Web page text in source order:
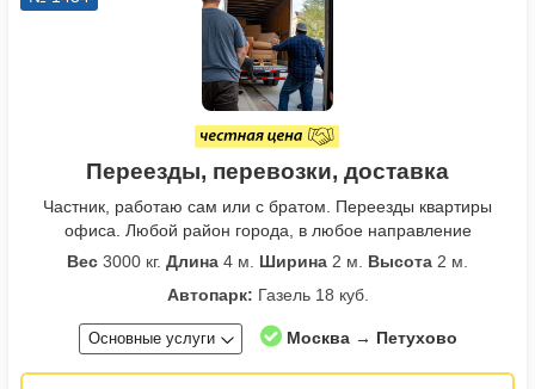
Переезды, перевозки, доставка
Частник, работаю сам или с братом. Переезды квартиры
офиса. Любой район города, в любое направление
Вес 3000 кг. Длина 4 м. Ширина 2 м. Высота 2 м.
Автопарк: Газель 18 куб.
Основные услуги Москва → Петухово